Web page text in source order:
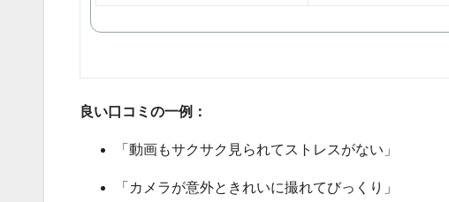
良い口コミの一例：
「動画もサクサク見られてストレスがない」
「カメラが意外ときれいに撮れてびっくり」